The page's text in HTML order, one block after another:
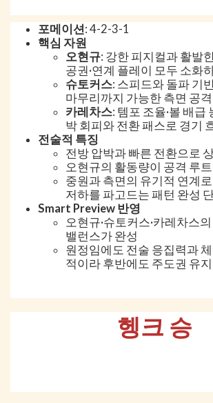
포메이션: 4-2-3-1
핵심 자원
오현규: 강한 피지컬과 활발
공권·연계 플레이 모두 소화
슈토커스: 스피드와 돌파 기
마무리까지 가능한 측면 공
카레차스: 템포 조율·볼 배급
박 회피와 전환 패스로 경기
전술적 특징
전방 압박과 빠른 전환으로
오현규의 활동량이 공격 루
중원과 측면의 유기적 연계
저하를 파고드는 패턴 완성
Smart Preview 반영
오현규·슈토커스·카레차스
밸런스가 완성
원정임에도 전술 응집력과
적이라 후반에도 주도권 유지
헹크 승